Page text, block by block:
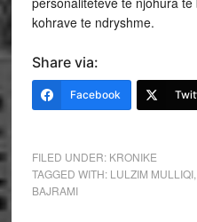
kohrave te ndryshme.
Share via:
Facebook
FILED UNDER: KRONIKE
TAGGED WITH: LULZIM MULLIQI,
BAJRAMI